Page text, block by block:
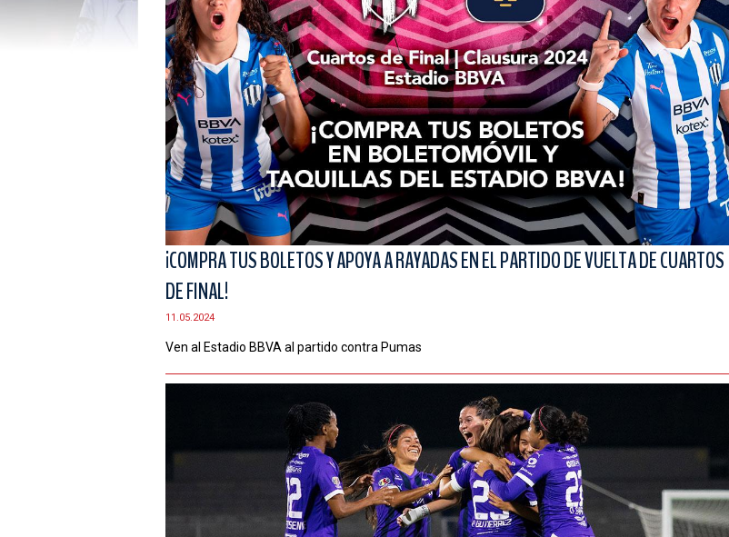
¡COMPRA TUS BOLETOS Y APOYA A RAYADAS EN EL PARTIDO DE VUELTA DE CUARTOS
DE FINAL!
11.05.2024
Ven al Estadio BBVA al partido contra Pumas